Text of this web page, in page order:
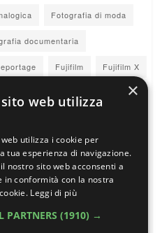
Fotografia di moda
documentaria
Fujifilm Fujifilm X
Fotografici
fotografia Mirrorless
Nikon Nikon Z Obiettivi
Ritratto
Street photography
×
web utilizza
utilizza i cookie per
tua esperienza di navigazione.
nostro sito web acconsenti a
in conformità con la nostra
Leggi di più
PARTNERS (1910) →